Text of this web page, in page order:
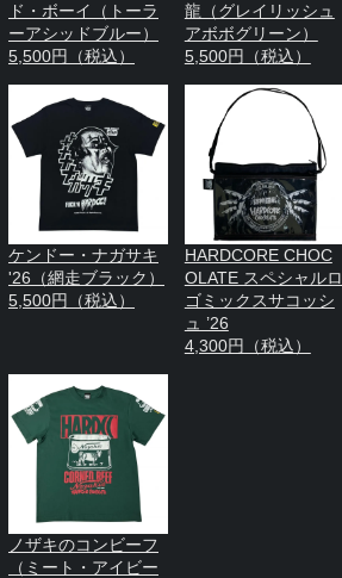
ド・ボーイ（トーラ
ーアシッドブルー）
5,500円（税込）
龍（グレイリッシュ
アボボグリーン）
5,500円（税込）
ケンドー・ナガサキ
'26（網走ブラック）
5,500円（税込）
HARDCORE CHOC
OLATE スペシャルロ
ゴミックスサコッシ
ュ ’26
4,300円（税込）
ノザキのコンビーフ
（ミート・アイビー